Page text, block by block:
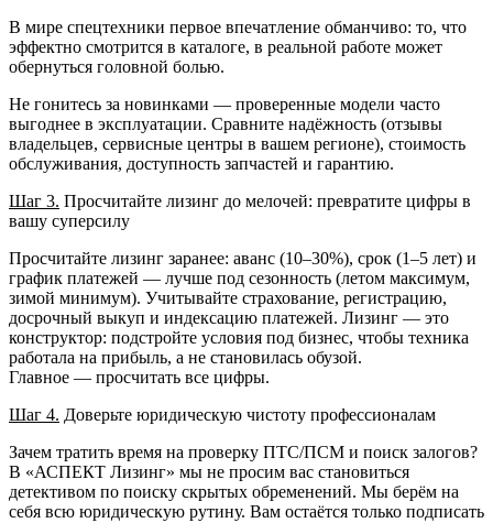
В мире спецтехники первое впечатление обманчиво: то, что
эффектно смотрится в каталоге, в реальной работе может
обернуться головной болью.
Не гонитесь за новинками — проверенные модели часто
выгоднее в эксплуатации. Сравните надёжность (отзывы
владельцев, сервисные центры в вашем регионе), стоимость
обслуживания, доступность запчастей и гарантию.
Шаг 3. Просчитайте лизинг до мелочей: превратите цифры в
вашу суперсилу
Просчитайте лизинг заранее: аванс (10–30%), срок (1–5 лет) и
график платежей — лучше под сезонность (летом максимум,
зимой минимум). Учитывайте страхование, регистрацию,
досрочный выкуп и индексацию платежей. Лизинг — это
конструктор: подстройте условия под бизнес, чтобы техника
работала на прибыль, а не становилась обузой.
Главное — просчитать все цифры.
Шаг 4. Доверьте юридическую чистоту профессионалам
Зачем тратить время на проверку ПТС/ПСМ и поиск залогов?
В «АСПЕКТ Лизинг» мы не просим вас становиться
детективом по поиску скрытых обременений. Мы берём на
себя всю юридическую рутину. Вам остаётся только подписать